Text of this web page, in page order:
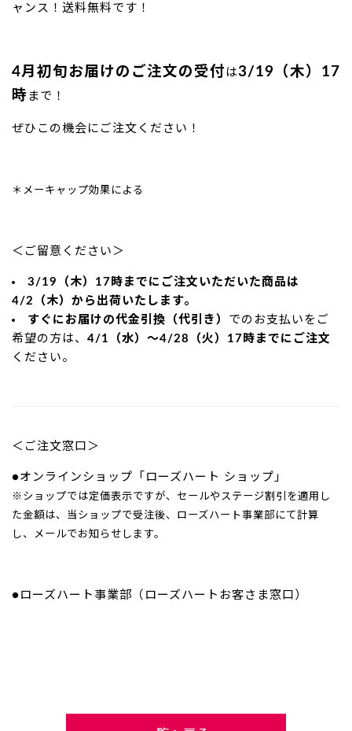
ャンス！送料無料です！
4月初旬お届けのご注文の受付 は3/19（木）17
時 まで！
ぜひこの機会にご注文ください！
＊メーキャップ効果による
＜ご留意ください＞
3/19（木）17時までにご注文いただいた商品は
4/2（木）から出荷いたします。
すぐにお届けの代金引換（代引き） でのお支払いをご
希望の方は、 4/1（水）～4/28（火）17時まで にご注文
ください。
＜ご注文窓口＞
●オンラインショップ「ローズハート ショップ」
※ショップでは定価表示ですが、セールやステージ割引を適用し
た金額は、当ショップで受注後、ローズハート事業部にて計算
し、メールでお知らせします。
●ローズハート事業部（ローズハートお客さま窓口）